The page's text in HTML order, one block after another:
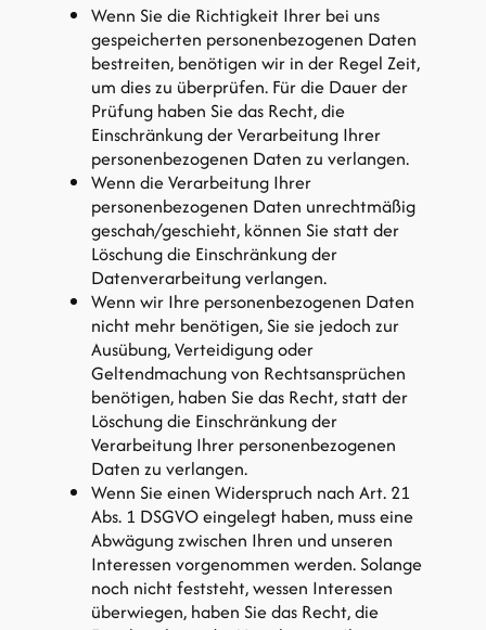
Wenn Sie die Richtigkeit Ihrer bei uns
gespeicherten personenbezogenen Daten
bestreiten, benötigen wir in der Regel Zeit,
um dies zu überprüfen. Für die Dauer der
Prüfung haben Sie das Recht, die
Einschränkung der Verarbeitung Ihrer
personenbezogenen Daten zu verlangen.
Wenn die Verarbeitung Ihrer
personenbezogenen Daten unrechtmäßig
geschah/geschieht, können Sie statt der
Löschung die Einschränkung der
Datenverarbeitung verlangen.
Wenn wir Ihre personenbezogenen Daten
nicht mehr benötigen, Sie sie jedoch zur
Ausübung, Verteidigung oder
Geltendmachung von Rechtsansprüchen
benötigen, haben Sie das Recht, statt der
Löschung die Einschränkung der
Verarbeitung Ihrer personenbezogenen
Daten zu verlangen.
Wenn Sie einen Widerspruch nach Art. 21
Abs. 1 DSGVO eingelegt haben, muss eine
Abwägung zwischen Ihren und unseren
Interessen vorgenommen werden. Solange
noch nicht feststeht, wessen Interessen
überwiegen, haben Sie das Recht, die